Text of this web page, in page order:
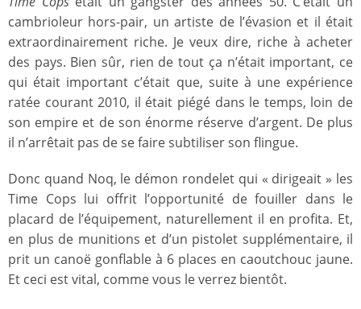
cambrioleur hors-pair, un artiste de l’évasion et il était
extraordinairement riche. Je veux dire, riche à acheter
des pays. Bien sûr, rien de tout ça n’était important, ce
qui était important c’était que, suite à une expérience
ratée courant 2010, il était piégé dans le temps, loin de
son empire et de son énorme réserve d’argent. De plus
il n’arrêtait pas de se faire subtiliser son flingue.
Donc quand Noq, le démon rondelet qui « dirigeait » les
Time Cops lui offrit l’opportunité de fouiller dans le
placard de l’équipement, naturellement il en profita. Et,
en plus de munitions et d’un pistolet supplémentaire, il
prit un canoë gonflable à 6 places en caoutchouc jaune.
Et ceci est vital, comme vous le verrez bientôt.